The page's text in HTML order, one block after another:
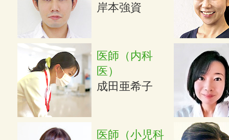
岸本強資
医師（内科
医）
成田亜希子
医師（小児科